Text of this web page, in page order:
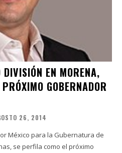
EN MORENA,
GOBERNADOR
26, 2014
México para la Gubernatura de
se perfila como el próximo